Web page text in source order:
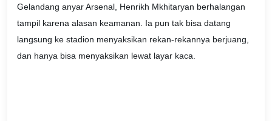
Gelandang anyar Arsenal, Henrikh Mkhitaryan berhalangan
tampil karena alasan keamanan. Ia pun tak bisa datang
langsung ke stadion menyaksikan rekan-rekannya berjuang,
dan hanya bisa menyaksikan lewat layar kaca.